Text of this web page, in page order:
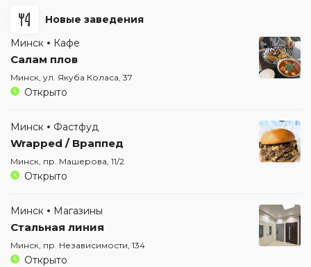
Новые заведения
Минск
Кафе
Салам плов
Минск, ул. Якуба Коласа, 37
Открыто
Минск Фастфуд
Wrapped / Враппед
Минск, пр. Машерова, 11/2
Открыто
Минск Магазины
Стальная линия
Минск, пр. Независимости, 134
Открыто